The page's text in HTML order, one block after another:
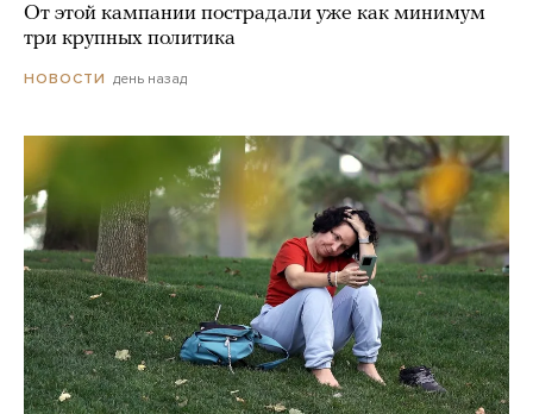
От этой кампании пострадали уже как минимум
три крупных политика
НОВОСТИ день назад